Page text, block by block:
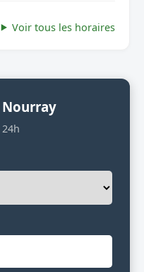
Voir tous les horaires
Nourray